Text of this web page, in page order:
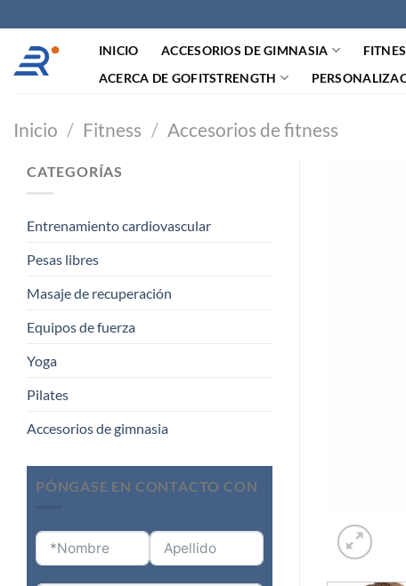
al
contenido
INICIO ACCESORIOS DE GIMNASIA
ACERCA DE GOFITSTRENGTH
Inicio / Fitness / Accesorios de fitness
CATEGORÍAS
Entrenamiento cardiovascular
Pesas libres
Masaje de recuperación
Equipos de fuerza
Yoga
Pilates
Accesorios de gimnasia
PÓNGASE EN CONTACTO CON